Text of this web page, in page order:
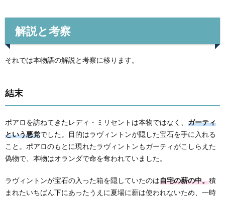
解説と考察
それでは本物語の解説と考察に移ります。
結末
ポアロを訪ねてきたレディ・ミリセントは本物ではなく、 ガーティ
という悪党でした。目的はラヴィントンが隠した宝石を手に入れる
こと。ポアロのもとに現れたラヴィントンもガーティがこしらえた
偽物で、本物はオランダで命を奪われていました。
ラヴィントンが宝石の入った箱を隠していたのは自宅の薪の中。積
まれたいちばん下にあったうえに夏場に薪は使われないため、一時